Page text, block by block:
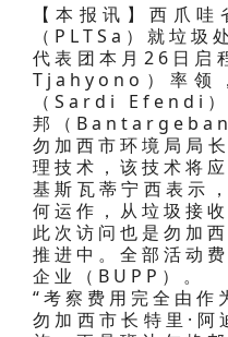
【本报讯】西爪
（PLTSa）就垃圾
代表团本月26日启
Tjahyono）率领
（Sardi Efendi）
邦（
勿加西市环境局局
理技术，该技术将
基斯瓦蒂宁西表示
何运作，从垃圾接
此次访问也是勿加
推进中。全部活动
企业（BUPP）。
“考察费用完全由
勿加西市长特里·